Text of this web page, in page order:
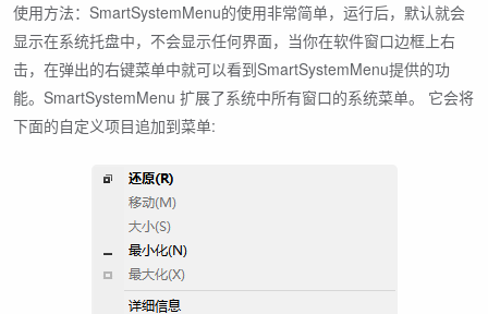
使用方法：SmartSystemMenu的使用非常简单，运行后，默认就会
显示在系统托盘中，不会显示任何界面，当你在软件窗口边框上右
击，在弹出的右键菜单中就可以看到SmartSystemMenu提供的功
能。SmartSystemMenu 扩展了系统中所有窗口的系统菜单。 它会将
下面的自定义项目追加到菜单: